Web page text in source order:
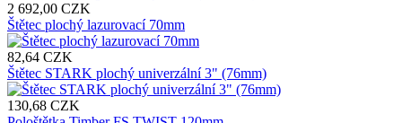
2 692,00 CZK
Štětec plochý lazurovací 70mm
82,64 CZK
Štětec STARK plochý univerzální 3" (76mm)
130,68 CZK